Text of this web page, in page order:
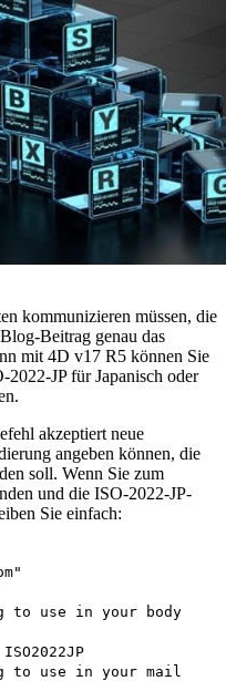
kommunizieren müssen, die
Beitrag genau das
mit 4D v17 R5 können Sie
JP für Japanisch oder
akzeptiert neue
angeben können, die
soll. Wenn Sie zum
und die ISO-2022-JP-
Sie einfach:
to use in your body
to use in your mail